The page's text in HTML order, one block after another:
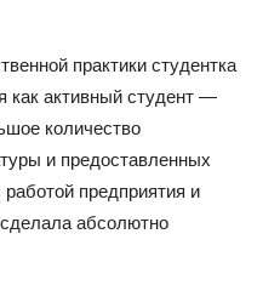
практики студентка
как активный студент —
количество
и предоставленных
предприятия и
абсолютно